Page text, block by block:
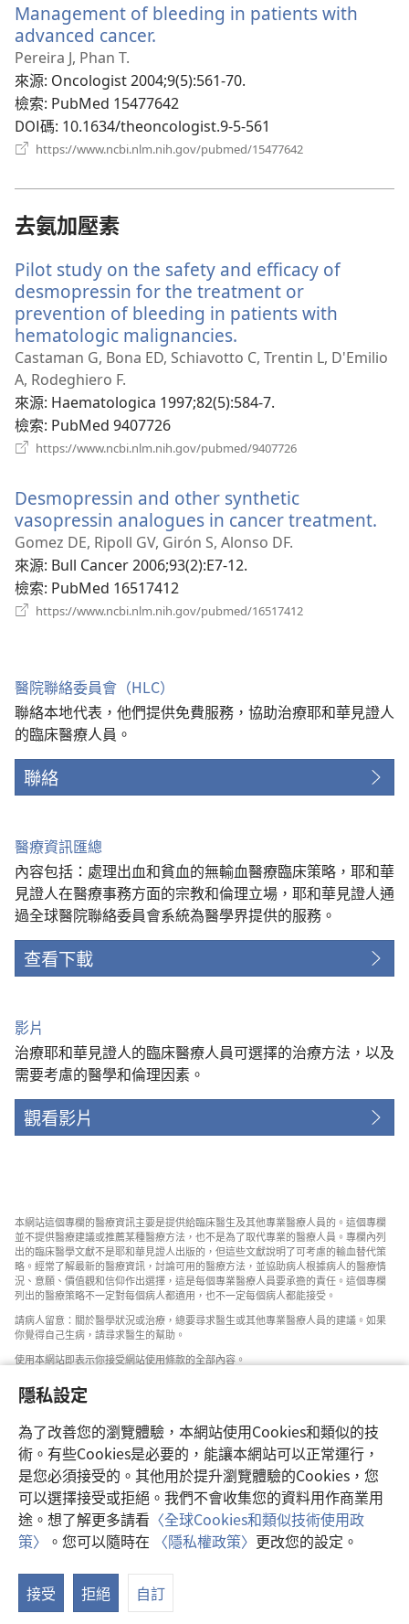
隱私設定
為了改善您的瀏覽體驗，本網站使用Cookies和類似的技
術。有些Cookies是必要的，能讓本網站可以正常運行，
是您必須接受的。其他用於提升瀏覽體驗的Cookies，您
可以選擇接受或拒絕。我們不會收集您的資料用作商業用
途。想了解更多請看 〈全球Cookies和類似技術使用政
策〉 。您可以隨時在 〈隱私權政策〉 更改您的設定。
接受 拒絕 自訂
視
Management of bleeding in patients with
advanced cancer.
新
視
窗）
Pereira J, Phan T.
來源‎: Oncologist 2004;9(5):561-70.
檢索‎: PubMed 15477642
DOI碼‎: 10.1634/theoncologist.9-5-561
https://www.ncbi.nlm.nih.gov/pubmed/15477642
去氨加壓素
Pilot study on the safety and efficacy of
desmopressin for the treatment or
prevention of bleeding in patients with
hematologic malignancies.
啟
視
Castaman G, Bona ED, Schiavotto C, Trentin L, D'Emilio
A, Rodeghiero F.
來源‎: Haematologica 1997;82(5):584-7.
檢索‎: PubMed 9407726
https://www.ncbi.nlm.nih.gov/pubmed/9407726
視
窗）
Desmopressin and other synthetic
vasopressin analogues in cancer treatment.
Gomez DE, Ripoll GV, Girón S, Alonso DF.
來源‎: Bull Cancer 2006;93(2):E7-12.
檢索‎: PubMed 16517412
https://www.ncbi.nlm.nih.gov/pubmed/16517412
醫院聯絡委員會（HLC）
聯絡本地代表，他們提供免費服務，協助治療耶和華見證人
的臨床醫療人員。
聯絡
醫療資訊匯總
內容包括：處理出血和貧血的無輸血醫療臨床策略，耶和華
見證人在醫療事務方面的宗教和倫理立場，耶和華見證人通
過全球醫院聯絡委員會系統為醫學界提供的服務。
查看下載
影片
治療耶和華見證人的臨床醫療人員可選擇的治療方法，以及
需要考慮的醫學和倫理因素。
觀看影片
本網站這個專欄的醫療資訊主要是提供給臨床醫生及其他專業醫療人員的。這個專欄
並不提供醫療建議或推薦某種醫療方法，也不是為了取代專業的醫療人員。專欄內列
出的臨床醫學文獻不是耶和華見證人出版的，但這些文獻說明了可考慮的輸血替代策
略。經常了解最新的醫療資訊，討論可用的醫療方法，並協助病人根據病人的醫療情
況、意願、價值觀和信仰作出選擇，這是每個專業醫療人員要承擔的責任。這個專欄
列出的醫療策略不一定對每個病人都適用，也不一定每個病人都能接受。
請病人留意：關於醫學狀況或治療，總要尋求醫生或其他專業醫療人員的建議。如果
你覺得自己生病，請尋求醫生的幫助。
使用本網站即表示你接受網站使用條款的全部內容。
設定外觀
Copyright© 2026 Watch Tower Bible and Tract Society of Pennsylvania.
使用條款 |隱私權政策| 隱私設定